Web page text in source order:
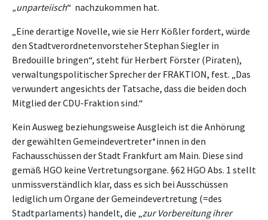
„unparteiisch“ nachzukommen hat.
„Eine derartige Novelle, wie sie Herr Kößler fordert, würde
den Stadtverordnetenvorsteher Stephan Siegler in
Bredouille bringen“, steht für Herbert Förster (Piraten),
verwaltungspolitischer Sprecher der FRAKTION, fest. „Das
verwundert angesichts der Tatsache, dass die beiden doch
Mitglied der CDU-Fraktion sind.“
Kein Ausweg beziehungsweise Ausgleich ist die Anhörung
der gewählten Gemeindevertreter*innen in den
Fachausschüssen der Stadt Frankfurt am Main. Diese sind
gemäß HGO keine Vertretungsorgane. §62 HGO Abs. 1 stellt
unmissverständlich klar, dass es sich bei Ausschüssen
lediglich um Organe der Gemeindevertretung (=des
Stadtparlaments) handelt, die „ zur Vorbereitung ihrer